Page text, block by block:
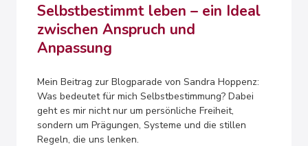
Selbstbestimmt leben – ein Ideal
zwischen Anspruch und
Anpassung
Mein Beitrag zur Blogparade von Sandra Hoppenz:
Was bedeutet für mich Selbstbestimmung? Dabei
geht es mir nicht nur um persönliche Freiheit,
sondern um Prägungen, Systeme und die stillen
Regeln, die uns lenken.